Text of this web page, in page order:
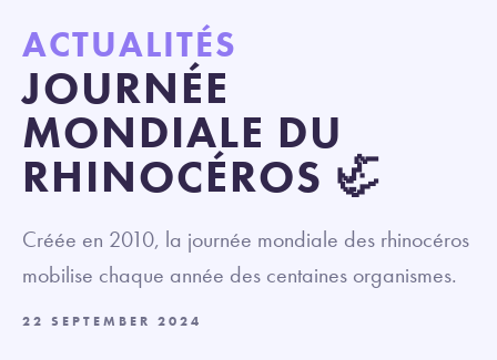
ACTUALITÉS
JOURNÉE
MONDIALE DU
RHINOCÉROS 🦏
Créée en 2010, la journée mondiale des rhinocéros
mobilise chaque année des centaines organismes.
22 SEPTEMBER 2024